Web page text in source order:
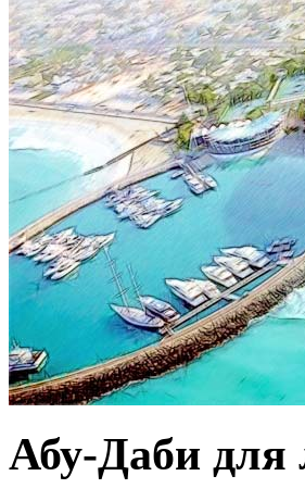
Абу-Даби для